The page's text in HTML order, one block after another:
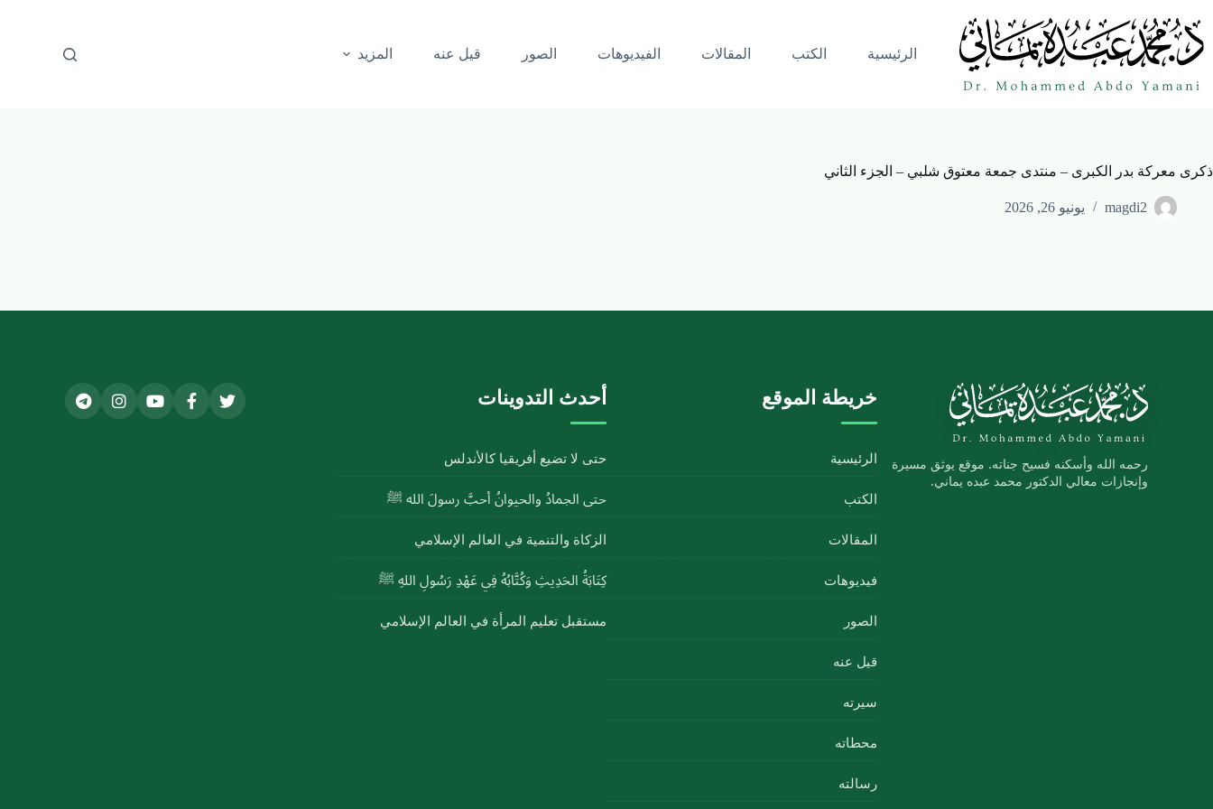
الرئيسية الكتب المقالات الفيديوهات الصور قيل عنه المزيد
ذكرى معركة بدر الكبرى – منتدى جمعة معتوق شلبي – الجزء الثاني
magdi2 يونيو 26, 2026
رحمه الله وأسكنه فسيح جناته. موقع يوثق مسيرة
وإنجازات معالي الدكتور محمد عبده يماني.
خريطة الموقع
الرئيسية
الكتب
المقالات
فيديوهات
الصور
قيل عنه
سيرته
محطاته
رسالته
أحدث التدوينات
حتى لا تضيع أفريقيا كالأندلس
حتى الجمادُ والحيوانُ أحبَّ رسولَ الله ﷺ
الزكاة والتنمية في العالم الإسلامي
كِتَابَةُ الحَدِيثِ وَكُتَّابُهُ فِي عَهْدِ رَسُولِ اللهِ ﷺ
مستقبل تعليم المرأة في العالم الإسلامي